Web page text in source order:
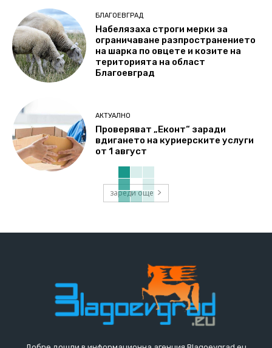
БЛАГОЕВГРАД
Набелязаха строги мерки за
ограничаване разпространението
на шарка по овцете и козите на
територията на област
Благоевград
АКТУАЛНО
Проверяват „Еконт“ заради
вдигането на куриерските услуги
от 1 август
зареди още